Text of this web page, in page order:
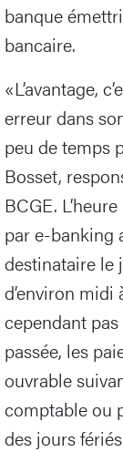
banque
bancaire.
«L’avantage,
erreur dans
peu de temps
Bosset,
BCGE.
par e-banking
destinataire le
d’environ midi
cependant
passée, les
ouvrable
comptable ou
des jours